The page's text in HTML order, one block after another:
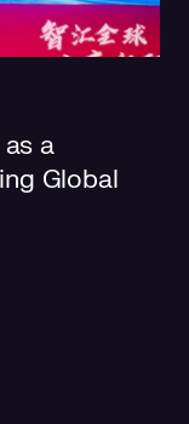
a
Global